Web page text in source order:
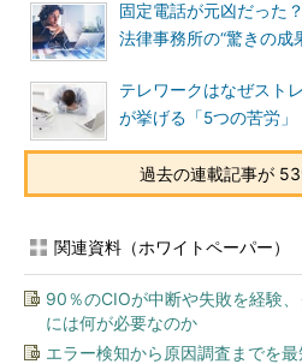
固定電話が元凶だった
法律事務所の“驚きの成
テレワークはなぜスト
が挙げる「5つの苦労」
過去の連載記事が
関連資料（ホワイトペーパー）
90％のCIOが中断や失敗を経験
には何が必要なのか
エラー検知から原因調査までを